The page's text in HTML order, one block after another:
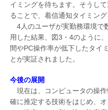
イミングを待ちます。そうし
ることで、着信通知タイミング
4人のユーザが実勤務環境で
用した結果、図3・4のように
間やPC操作率が低下したタイ
とが実証されました。
今後の展開
現在は、コンピュータの操
確に推定する技術をはじめ、